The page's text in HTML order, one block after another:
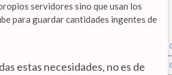
servidores sino que usan los
para guardar cantidades ingentes de
estas necesidades, no es de